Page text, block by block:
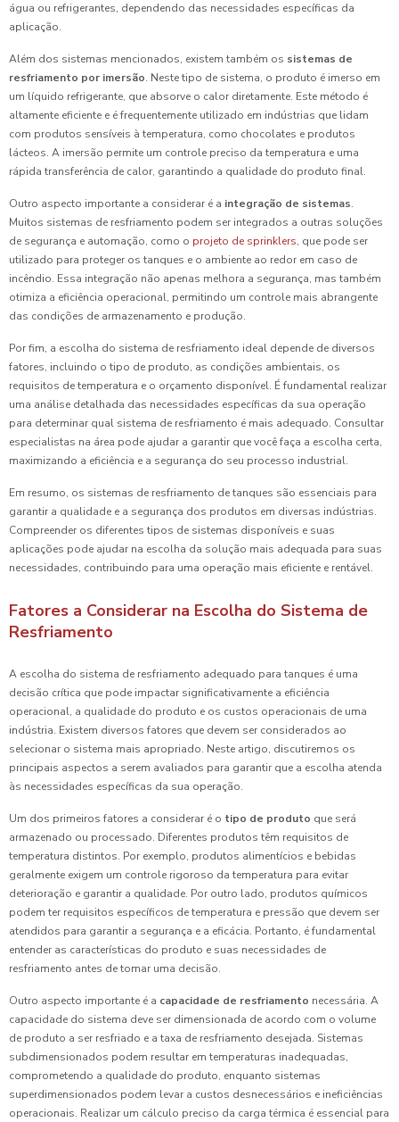
água ou refrigerantes, dependendo das necessidades específicas da
aplicação.
Além dos sistemas mencionados, existem também os sistemas de
resfriamento por imersão. Neste tipo de sistema, o produto é imerso em
um líquido refrigerante, que absorve o calor diretamente. Este método é
altamente eficiente e é frequentemente utilizado em indústrias que lidam
com produtos sensíveis à temperatura, como chocolates e produtos
lácteos. A imersão permite um controle preciso da temperatura e uma
rápida transferência de calor, garantindo a qualidade do produto final.
Outro aspecto importante a considerar é a integração de sistemas.
Muitos sistemas de resfriamento podem ser integrados a outras soluções
de segurança e automação, como o projeto de sprinklers, que pode ser
utilizado para proteger os tanques e o ambiente ao redor em caso de
incêndio. Essa integração não apenas melhora a segurança, mas também
otimiza a eficiência operacional, permitindo um controle mais abrangente
das condições de armazenamento e produção.
Por fim, a escolha do sistema de resfriamento ideal depende de diversos
fatores, incluindo o tipo de produto, as condições ambientais, os
requisitos de temperatura e o orçamento disponível. É fundamental realizar
uma análise detalhada das necessidades específicas da sua operação
para determinar qual sistema de resfriamento é mais adequado. Consultar
especialistas na área pode ajudar a garantir que você faça a escolha certa,
maximizando a eficiência e a segurança do seu processo industrial.
Em resumo, os sistemas de resfriamento de tanques são essenciais para
garantir a qualidade e a segurança dos produtos em diversas indústrias.
Compreender os diferentes tipos de sistemas disponíveis e suas
aplicações pode ajudar na escolha da solução mais adequada para suas
necessidades, contribuindo para uma operação mais eficiente e rentável.
Fatores a Considerar na Escolha do Sistema de
Resfriamento
A escolha do sistema de resfriamento adequado para tanques é uma
decisão crítica que pode impactar significativamente a eficiência
operacional, a qualidade do produto e os custos operacionais de uma
indústria. Existem diversos fatores que devem ser considerados ao
selecionar o sistema mais apropriado. Neste artigo, discutiremos os
principais aspectos a serem avaliados para garantir que a escolha atenda
às necessidades específicas da sua operação.
Um dos primeiros fatores a considerar é o tipo de produto que será
armazenado ou processado. Diferentes produtos têm requisitos de
temperatura distintos. Por exemplo, produtos alimentícios e bebidas
geralmente exigem um controle rigoroso da temperatura para evitar
deterioração e garantir a qualidade. Por outro lado, produtos químicos
podem ter requisitos específicos de temperatura e pressão que devem ser
atendidos para garantir a segurança e a eficácia. Portanto, é fundamental
entender as características do produto e suas necessidades de
resfriamento antes de tomar uma decisão.
Outro aspecto importante é a capacidade de resfriamento necessária. A
capacidade do sistema deve ser dimensionada de acordo com o volume
de produto a ser resfriado e a taxa de resfriamento desejada. Sistemas
subdimensionados podem resultar em temperaturas inadequadas,
comprometendo a qualidade do produto, enquanto sistemas
superdimensionados podem levar a custos desnecessários e ineficiências
operacionais. Realizar um cálculo preciso da carga térmica é essencial para